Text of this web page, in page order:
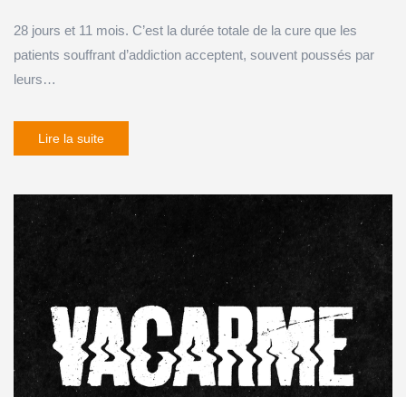
28 jours et 11 mois. C’est la durée totale de la cure que les
patients souffrant d’addiction acceptent, souvent poussés par
leurs…
Lire la suite